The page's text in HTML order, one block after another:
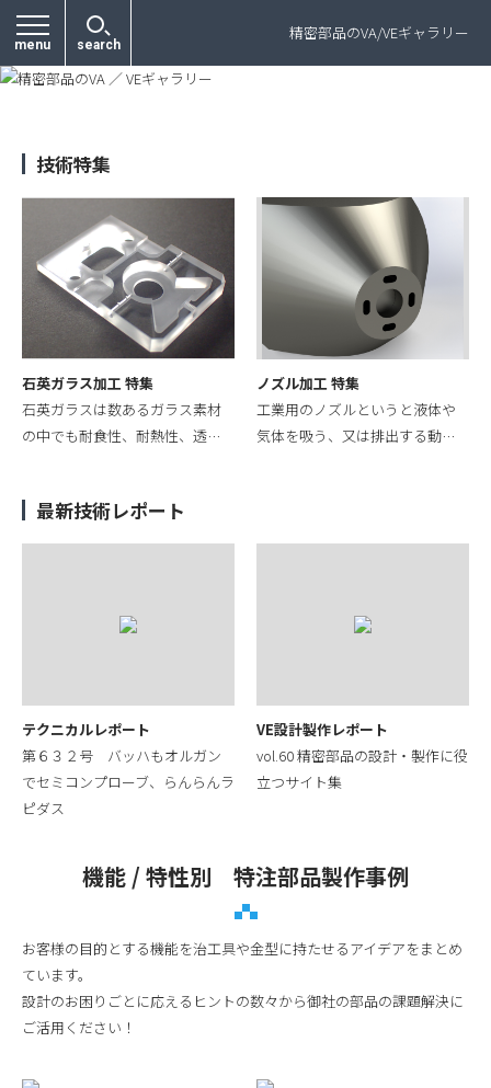
menu search
精密部品のVA/VEギャラリー
技術特集
石英ガラス加工 特集
石英ガラスは数あるガラス素材
の中でも耐食性、耐熱性、透…
ノズル加工 特集
工業用のノズルというと液体や
気体を吸う、又は排出する動…
最新技術レポート
テクニカルレポート
第６３２号 バッハもオルガン
でセミコンプローブ、らんらんラ
ピダス
VE設計製作レポート
vol.60 精密部品の設計・製作に役
立つサイト集
機能 / 特性別 特注部品製作事例
お客様の目的とする機能を治工具や金型に持たせるアイデアをまとめ
ています。
設計のお困りごとに応えるヒントの数々から御社の部品の課題解決に
ご活用ください！